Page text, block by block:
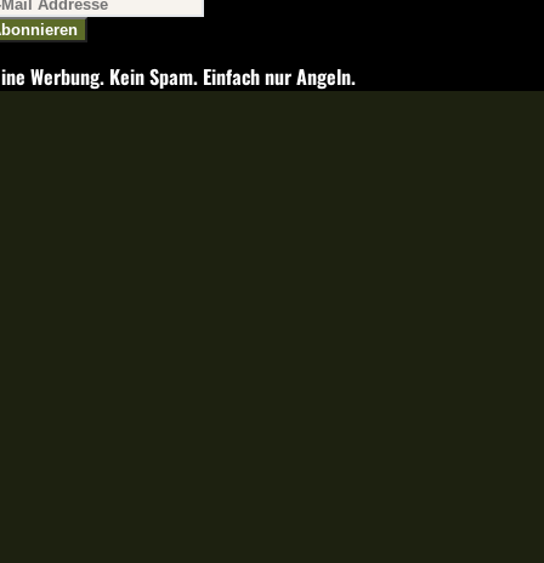
Werbung. Kein Spam. Einfach nur Angeln.